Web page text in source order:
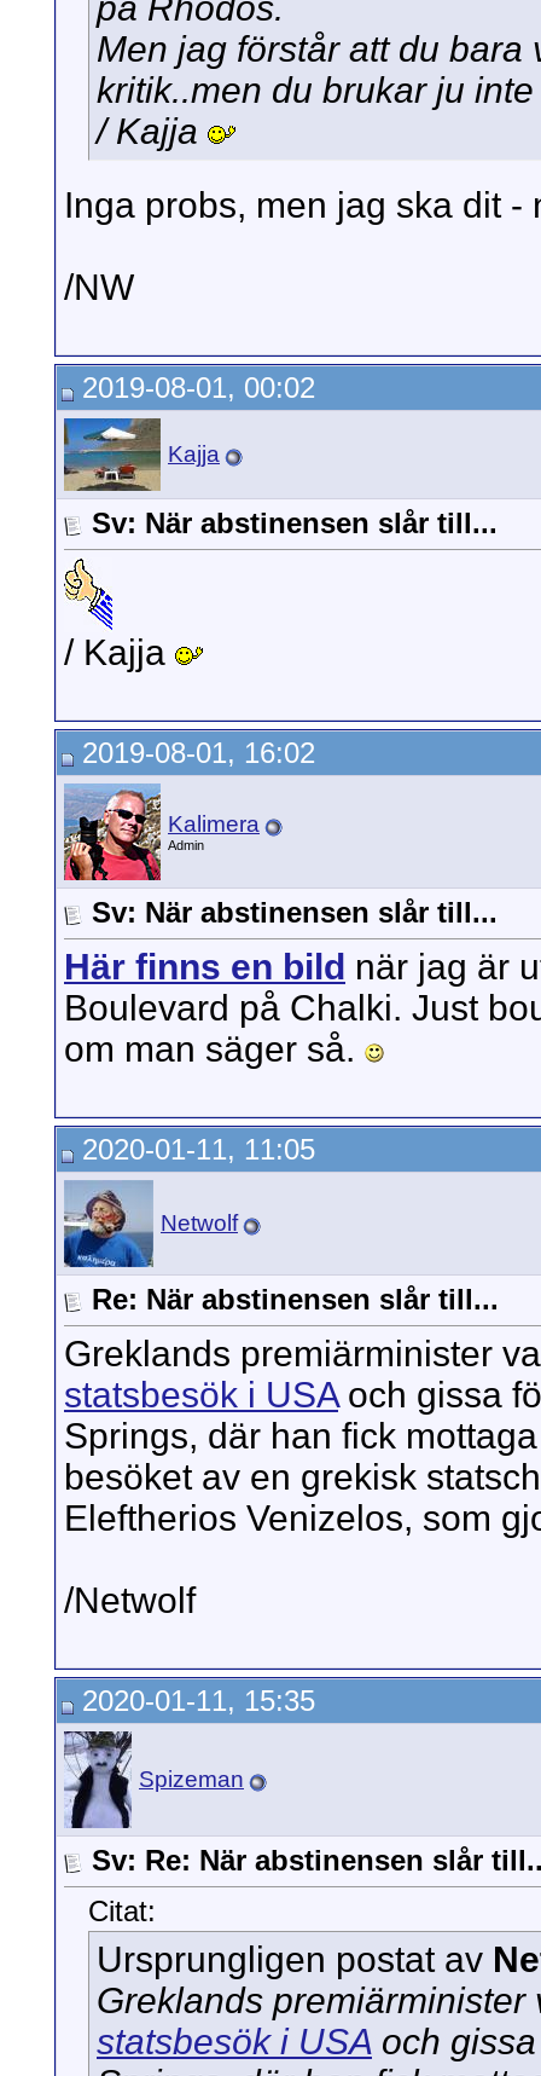
på Rhodos.
Men jag förstår att du bara
kritik..men du brukar ju
/ Kajja
Inga probs, men jag ska dit
/NW
2019-08-01, 00:02
Kajja
Sv: När abstinensen slår till...
/ Kajja
2019-08-01, 16:02
Kalimera
Admin
Sv: När abstinensen slår till...
Här finns en bild när jag är
Boulevard på Chalki. Just
om man säger så.
2020-01-11, 11:05
Netwolf
Re: När abstinensen slår till...
Greklands premiärminister
statsbesök i USAoch gissa
Springs, där han fick
besöket av en grekisk
Eleftherios Venizelos, som
/Netwolf
2020-01-11, 15:35
Spizeman
Sv: Re: När abstinensen slår
Citat:
Ursprungligen postat av
Greklands
statsbesök i USA och